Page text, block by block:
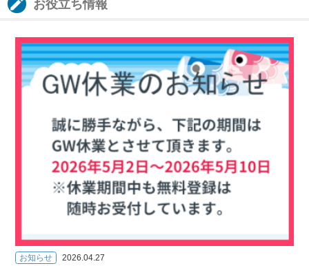
お役立ち情報
お知らせ 2026.04.27